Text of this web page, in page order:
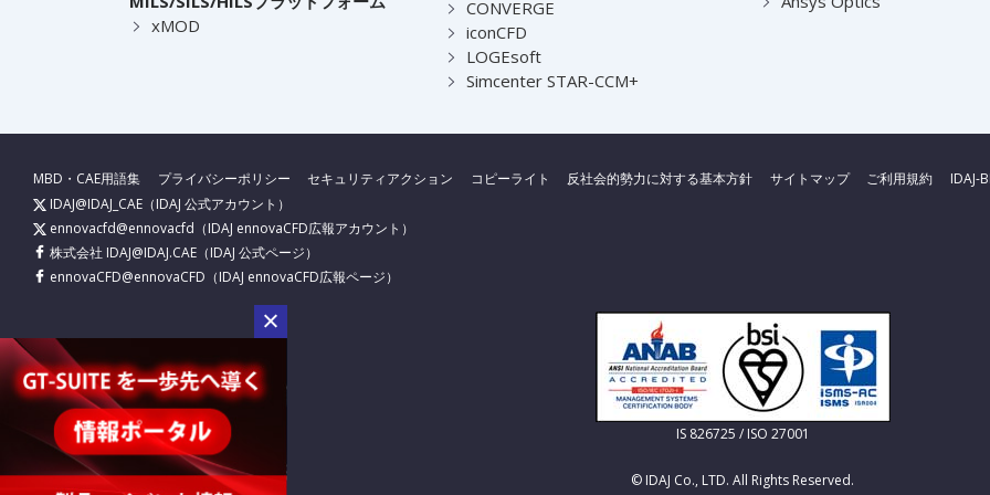
xMOD
CONVERGE
iconCFD
LOGEsoft
Simcenter STAR-CCM+
MBD・CAE用語集 プライバシーポリシー セキュリティアクション コピーライト 反社会的勢力に対する基本方針 サイトマップ ご利用規約
IDAJ-
IDAJ@IDAJ_CAE （IDAJ 公式アカウント）
ennovacfd@ennovacfd （IDAJ ennovaCFD広報アカウント）
株式会社 IDAJ@IDAJ.CAE （IDAJ 公式ページ）
ennovaCFD@ennovaCFD （IDAJ ennovaCFD広報ページ）
IS 826725 / ISO 27001
© IDAJ Co., LTD. All Rights Reserved.